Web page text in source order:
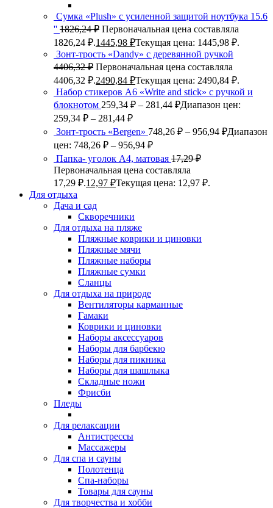
Сумка «Plush» c усиленной защитой ноутбука 15.6
'' 1826,24₽ Первоначальная цена составляла
1826,24 ₽.1445,98 ₽Текущая цена: 1445,98 ₽.
Зонт-трость «Dandy» с деревянной ручкой
4406,32₽ Первоначальная цена составляла
4406,32 ₽.2490,84 ₽Текущая цена: 2490,84 ₽.
Набор стикеров А6 «Write and stick» с ручкой и
блокнотом 259,34 ₽ – 281,44 ₽Диапазон цен:
259,34 ₽ – 281,44 ₽
Зонт-трость «Bergen» 748,26 ₽ – 956,94 ₽Диапазон
цен: 748,26 ₽ – 956,94 ₽
Папка- уголок А4, матовая 17,29₽
Первоначальная цена составляла
17,29 ₽.12,97 ₽Текущая цена: 12,97 ₽.
Для отдыха
Дача и сад
Скворечники
Для отдыха на пляже
Пляжные коврики и циновки
Пляжные мячи
Пляжные наборы
Пляжные сумки
Сланцы
Для отдыха на природе
Вентиляторы карманные
Гамаки
Коврики и циновки
Наборы аксессуаров
Наборы для барбекю
Наборы для пикника
Наборы для шашлыка
Складные ножи
Фрисби
Пледы
Для релаксации
Антистрессы
Массажеры
Для спа и сауны
Полотенца
Спа-наборы
Товары для сауны
Для творчества и хобби